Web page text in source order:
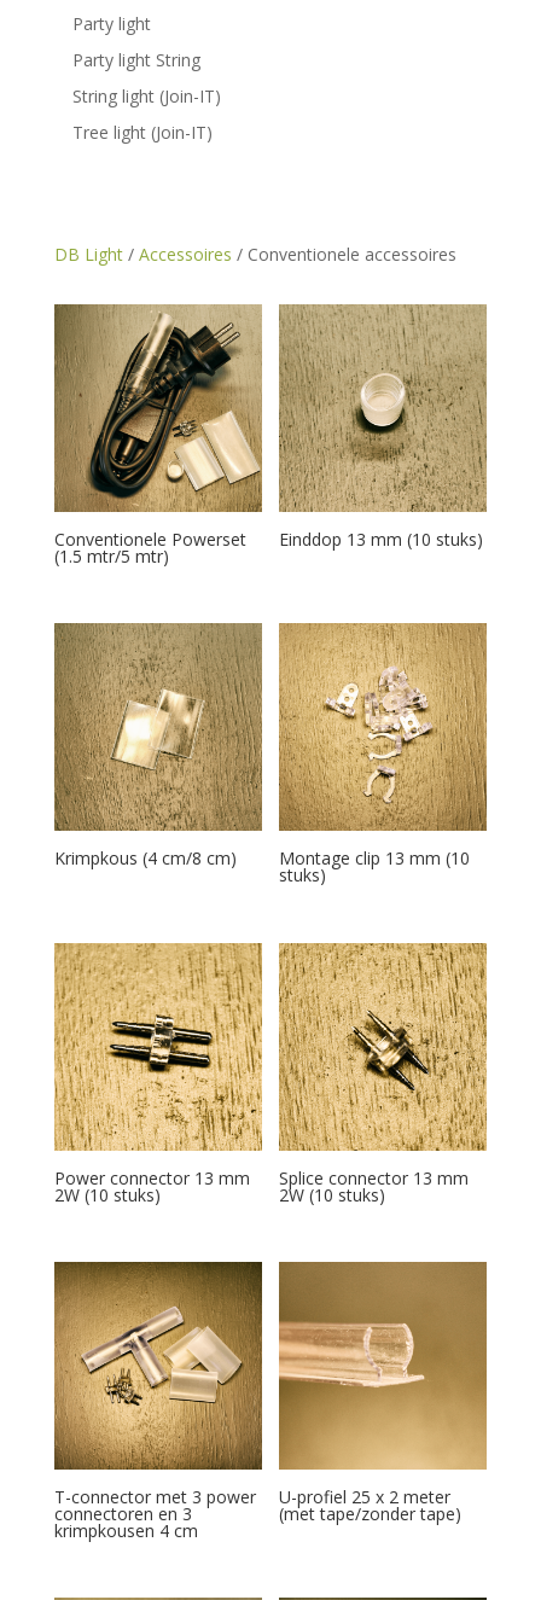
Party light
Party light String
String light (Join-IT)
Tree light (Join-IT)
DB Light/ Accessoires / Conventionele accessoires
Conventionele Powerset
(1.5 mtr/5 mtr)
Einddop 13 mm (10 stuks)
Krimpkous (4 cm/8 cm) Montage clip 13 mm (10
stuks)
Power connector 13 mm
2W (10 stuks)
Splice connector 13 mm
2W (10 stuks)
T-connector met 3 power
connectoren en 3
krimpkousen 4 cm
U-profiel 25 x 2 meter
(met tape/zonder tape)